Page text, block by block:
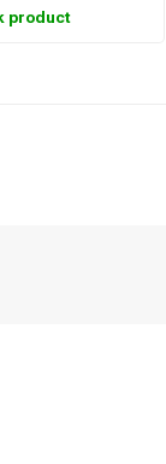
product